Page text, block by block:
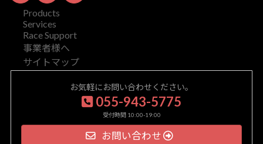
Products
Services
Race Support
事業者様へ
サイトマップ
お気軽にお問い合わせください。
055-943-5775
受付時間 10:00-19:00
お問い合わせ